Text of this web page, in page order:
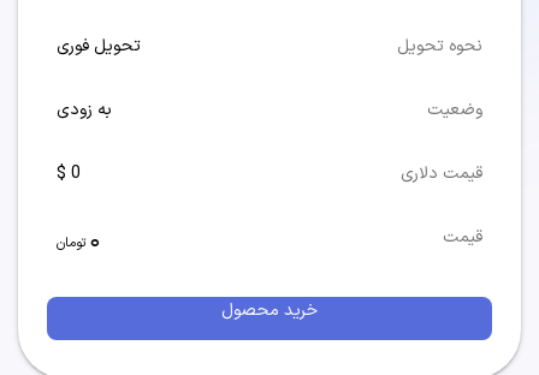
نحوه تحویل تحویل فوری
وضعیت به زودی
قیمت دلاری 0 $
قیمت 0 تومان
خرید محصول